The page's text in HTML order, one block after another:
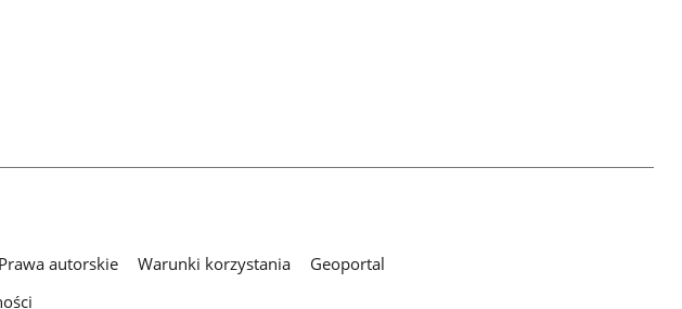
Prawa autorskie Warunki korzystania
Geoportal